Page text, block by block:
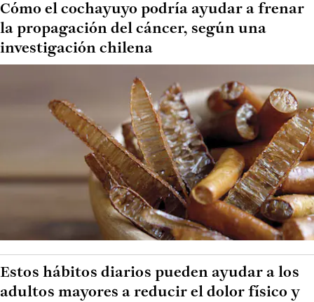
Cómo el cochayuyo podría ayudar a frenar
la propagación del cáncer, según una
investigación chilena
Estos hábitos diarios pueden ayudar a los
adultos mayores a reducir el dolor físico y